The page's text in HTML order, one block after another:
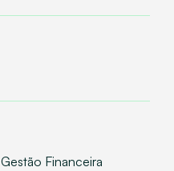
Gestão Financeira